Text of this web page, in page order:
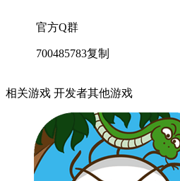
官方Q群
700485783复制
相关游戏 开发者其他游戏